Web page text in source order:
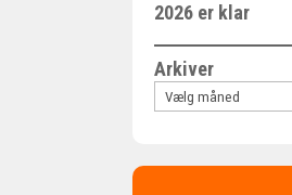
2026 er klar
Arkiver